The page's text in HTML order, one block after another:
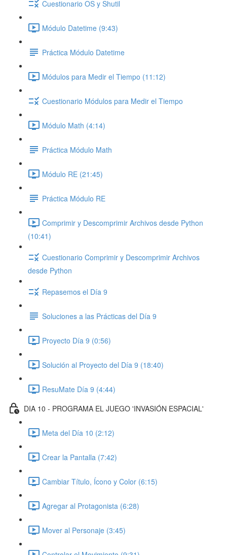
Cuestionario OS y Shutil
Módulo Datetime (9:43)
Práctica Módulo Datetime
Módulos para Medir el Tiempo (11:12)
Cuestionario Módulos para Medir el Tiempo
Módulo Math (4:14)
Práctica Módulo Math
Módulo RE (21:45)
Práctica Módulo RE
Comprimir y Descomprimir Archivos desde Python
(10:41)
Cuestionario Comprimir y Descomprimir Archivos
desde Python
Repasemos el Día 9
Soluciones a las Prácticas del Día 9
Proyecto Día 9 (0:56)
Solución al Proyecto del Día 9 (18:40)
ResuMate Día 9 (4:44)
DIA 10 - PROGRAMA EL JUEGO 'INVASIÓN ESPACIAL'
Meta del Día 10 (2:12)
Crear la Pantalla (7:42)
Cambiar Título, Ícono y Color (6:15)
Agregar al Protagonista (6:28)
Mover al Personaje (3:45)